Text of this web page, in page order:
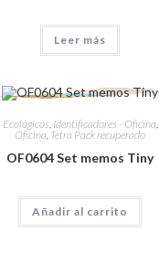
Leer más
Ecológicos, Identificadores - Oficina,
Oficina, Tetra Pack recuperado
OF0604 Set memos Tiny
Añadir al carrito